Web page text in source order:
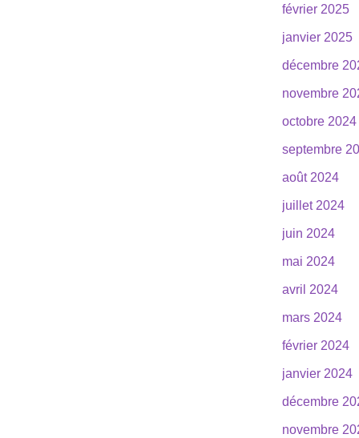
février 2025
janvier 2025
décembre
novembre
octobre 2024
septembre
août 2024
juillet 2024
juin 2024
mai 2024
avril 2024
mars 2024
février 2024
janvier 2024
décembre
novembre